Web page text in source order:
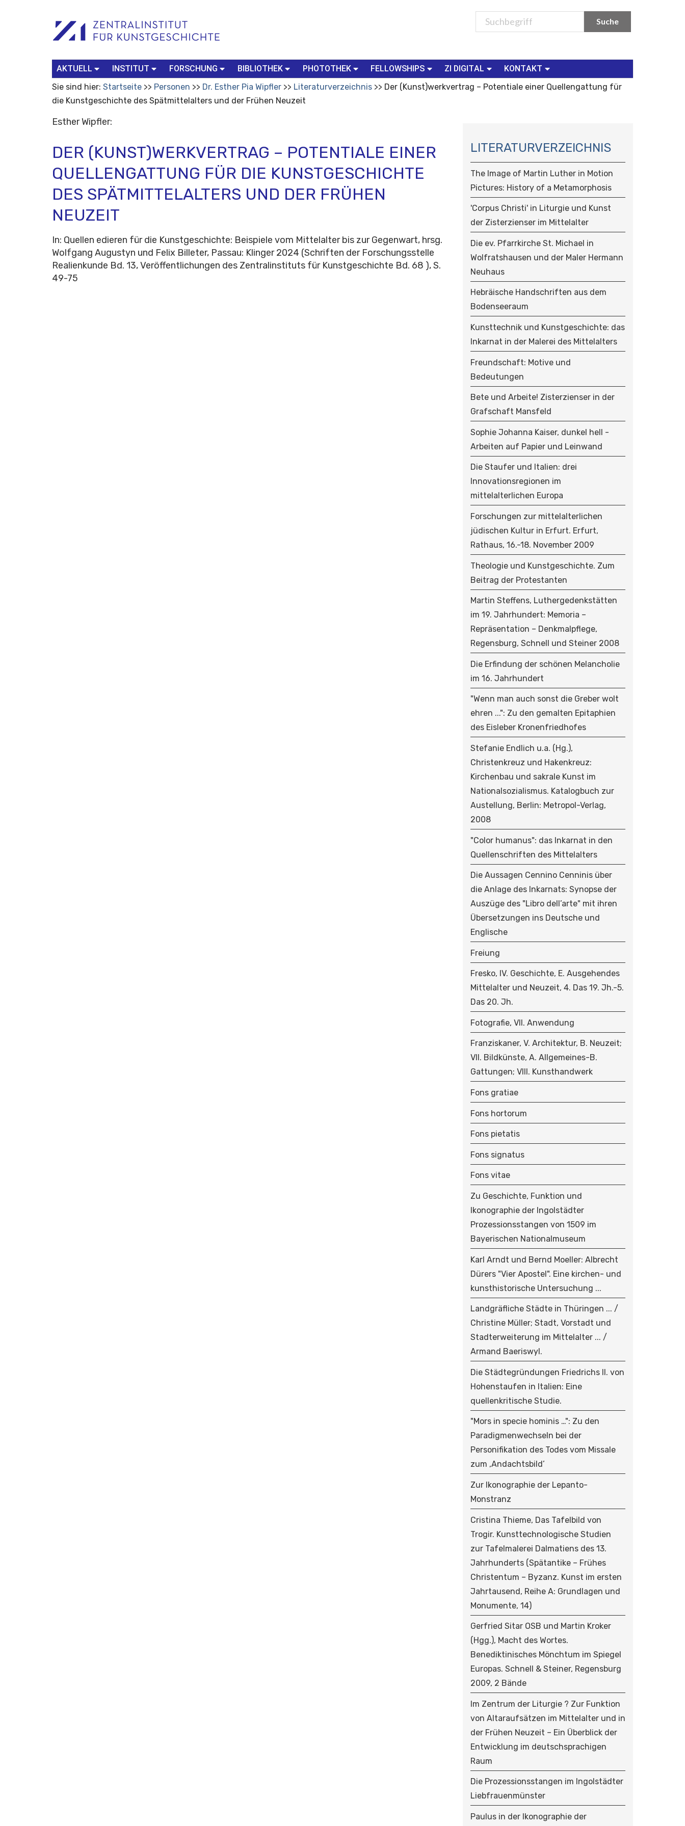
Werkzeuge
Search…
AKTUELL INSTITUT FORSCHUNG BIBLIOTHEK PHOTOTHEK FELLOWSHIPS ZI DIGITAL
KONTAKT
Sie sind hier: Startseite Personen Dr. Esther Pia Wipfler Literaturverzeichnis
Der (Kunst)werkvertrag – Potentiale einer Quellengattung für
die Kunstgeschichte des Spätmittelalters und der Frühen Neuzeit
Esther Wipfler:
DER (KUNST)WERKVERTRAG – POTENTIALE EINER
QUELLENGATTUNG FÜR DIE KUNSTGESCHICHTE
DES SPÄTMITTELALTERS UND DER FRÜHEN
NEUZEIT
In: Quellen edieren für die Kunstgeschichte: Beispiele vom Mittelalter bis zur Gegenwart, hrsg.
Wolfgang Augustyn und Felix Billeter, Passau: Klinger 2024 (Schriften der Forschungsstelle
Realienkunde Bd. 13, Veröffentlichungen des Zentralinstituts für Kunstgeschichte Bd. 68 ), S.
49-75
A
V
I
G
A
T
I
O
N
LITERATURVERZEICHNIS
The Image of Martin Luther in Motion
Pictures: History of a Metamorphosis
'Corpus Christi' in Liturgie und Kunst
der Zisterzienser im Mittelalter
Die ev. Pfarrkirche St. Michael in
Wolfratshausen und der Maler Hermann
Neuhaus
Hebräische Handschriften aus dem
Bodenseeraum
Kunsttechnik und Kunstgeschichte: das
Inkarnat in der Malerei des Mittelalters
Freundschaft: Motive und
Bedeutungen
Bete und Arbeite! Zisterzienser in der
Grafschaft Mansfeld
Sophie Johanna Kaiser, dunkel hell -
Arbeiten auf Papier und Leinwand
Die Staufer und Italien: drei
Innovationsregionen im
mittelalterlichen Europa
Forschungen zur mittelalterlichen
jüdischen Kultur in Erfurt. Erfurt,
Rathaus, 16.-18. November 2009
Theologie und Kunstgeschichte. Zum
Beitrag der Protestanten
Martin Steffens, Luthergedenkstätten
im 19. Jahrhundert: Memoria –
Repräsentation – Denkmalpflege,
Regensburg, Schnell und Steiner 2008
Die Erfindung der schönen Melancholie
im 16. Jahrhundert
"Wenn man auch sonst die Greber wolt
ehren ...": Zu den gemalten Epitaphien
des Eisleber Kronenfriedhofes
Stefanie Endlich u.a. (Hg.),
Christenkreuz und Hakenkreuz:
Kirchenbau und sakrale Kunst im
Nationalsozialismus. Katalogbuch zur
Austellung, Berlin: Metropol-Verlag,
2008
"Color humanus": das Inkarnat in den
Quellenschriften des Mittelalters
Die Aussagen Cennino Cenninis über
die Anlage des Inkarnats: Synopse der
Auszüge des "Libro dell’arte" mit ihren
Übersetzungen ins Deutsche und
Englische
Freiung
Fresko, IV. Geschichte, E. Ausgehendes
Mittelalter und Neuzeit, 4. Das 19. Jh.-5.
Das 20. Jh.
Fotografie, VII. Anwendung
Franziskaner, V. Architektur, B. Neuzeit;
VII. Bildkünste, A. Allgemeines-B.
Gattungen; VIII. Kunsthandwerk
Fons gratiae
Fons hortorum
Fons pietatis
Fons signatus
Fons vitae
Zu Geschichte, Funktion und
Ikonographie der Ingolstädter
Prozessionsstangen von 1509 im
Bayerischen Nationalmuseum
Karl Arndt und Bernd Moeller: Albrecht
Dürers "Vier Apostel". Eine kirchen- und
kunsthistorische Untersuchung ...
Landgräfliche Städte in Thüringen ... /
Christine Müller; Stadt, Vorstadt und
Stadterweiterung im Mittelalter ... /
Armand Baeriswyl.
Die Städtegründungen Friedrichs II. von
Hohenstaufen in Italien: Eine
quellenkritische Studie.
"Mors in specie hominis …": Zu den
Paradigmenwechseln bei der
Personifikation des Todes vom Missale
zum ‚Andachtsbild’
Zur Ikonographie der Lepanto-
Monstranz
Cristina Thieme, Das Tafelbild von
Trogir. Kunsttechnologische Studien
zur Tafelmalerei Dalmatiens des 13.
Jahrhunderts (Spätantike – Frühes
Christentum – Byzanz. Kunst im ersten
Jahrtausend, Reihe A: Grundlagen und
Monumente, 14)
Gerfried Sitar OSB und Martin Kroker
(Hgg.), Macht des Wortes.
Benediktinisches Mönchtum im Spiegel
Europas. Schnell & Steiner, Regensburg
2009, 2 Bände
Im Zentrum der Liturgie ? Zur Funktion
von Altaraufsätzen im Mittelalter und in
der Frühen Neuzeit – Ein Überblick der
Entwicklung im deutschsprachigen
Raum
Die Prozessionsstangen im Ingolstädter
Liebfrauenmünster
Paulus in der Ikonographie der